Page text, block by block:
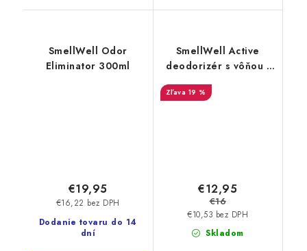
SmellWell Odor
Eliminator 300ml
Dodanie tovaru do 14
dní
€16,22 bez DPH
€19,95
SmellWell Active
deodorizér s vôňou -
Geometric Orange
19 %
Skladom
€10,53 bez DPH
€12,95
€16